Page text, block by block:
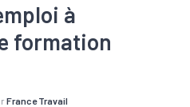
à
formation
France Travail